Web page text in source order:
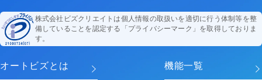
株式会社ビズクリエイトは個人情報の取扱いを適切に行う体制等を整
備していることを認定する「プライバシーマーク」を取得しておりま
す。
オートビズとは 機能一覧